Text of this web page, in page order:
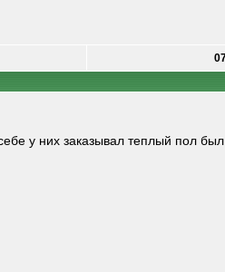
у них заказывал теплый пол